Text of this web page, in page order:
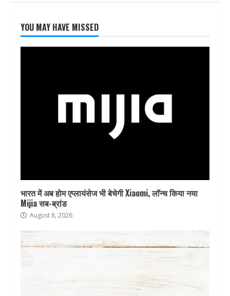
YOU MAY HAVE MISSED
भारत में अब होम एप्लायंसेज भी बेचेगी Xiaomi, लॉन्च किया नया
Mijia सब-ब्रांड
August 8, 2026